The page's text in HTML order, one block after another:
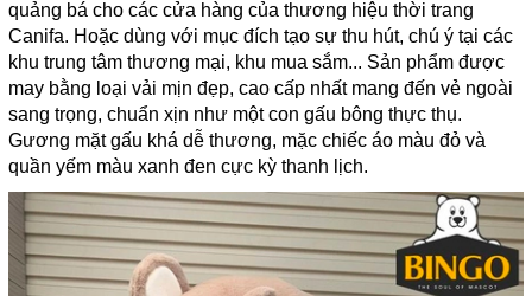
quảng bá cho các cửa hàng của thương hiệu thời trang
Canifa. Hoặc dùng với mục đích tạo sự thu hút, chú ý tại các
khu trung tâm thương mại, khu mua sắm... Sản phẩm được
may bằng loại vải mịn đẹp, cao cấp nhất mang đến vẻ ngoài
sang trọng, chuẩn xịn như một con gấu bông thực thụ.
Gương mặt gấu khá dễ thương, mặc chiếc áo màu đỏ và
quần yếm màu xanh đen cực kỳ thanh lịch.